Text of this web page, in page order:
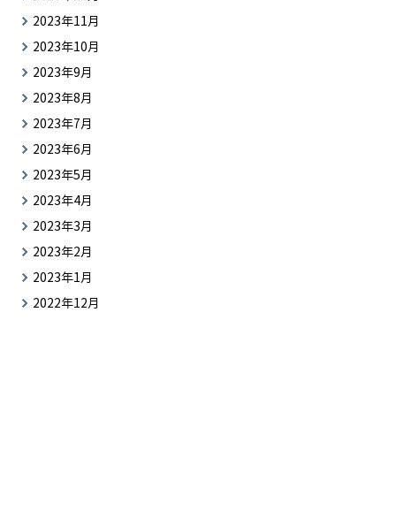
2023年11月
2023年10月
2023年9月
2023年8月
2023年7月
2023年6月
2023年5月
2023年4月
2023年3月
2023年2月
2023年1月
2022年12月